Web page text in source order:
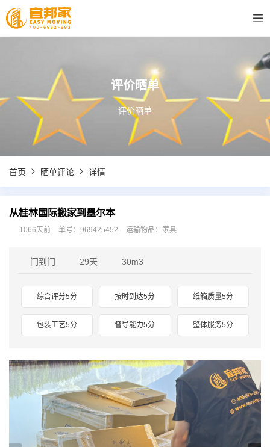
评价晒单
评价晒单
首页 晒单评论 详情
从桂林国际搬家到墨尔本
1066天前 单号：969425452 运输物品：家具
门到门 29天 30m3
综合评分5分 按时到达5分 纸箱质量5分
包装工艺5分 督导能力5分 整体服务5分